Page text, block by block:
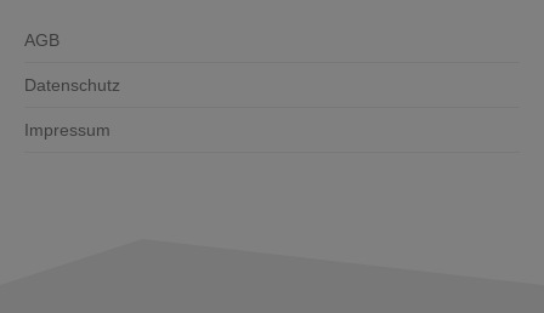
AGB
Datenschutz
Impressum